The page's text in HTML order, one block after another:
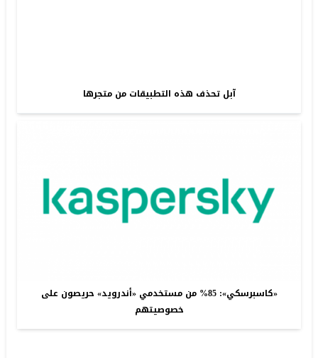
آبل تحذف هذه التطبيقات من متجرها
«كاسبرسكي»: 85% من مستخدمي «أندرويد» حريصون على
خصوصيتهم